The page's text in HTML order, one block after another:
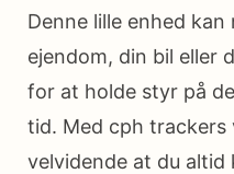
Denne lille enhed
ejendom, din bil eller
for at holde styr på
tid. Med cph trackers
velvidende at du altid